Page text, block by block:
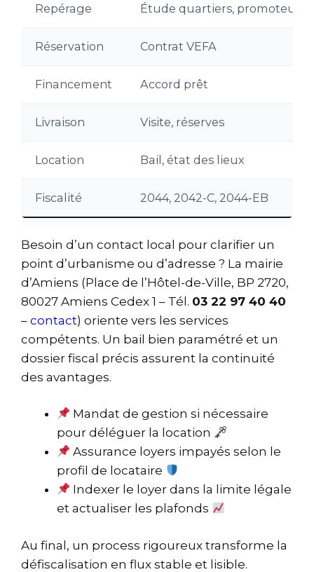
Repérage Étude quartiers, promoteurs
Réservation Contrat VEFA
Financement Accord prêt
Livraison Visite, réserves
Location Bail, état des lieux
Fiscalité 2044, 2042-C, 2044-EB
Besoin d’un contact local pour clarifier un
point d’urbanisme ou d’adresse ? La mairie
d’Amiens (Place de l’Hôtel-de-Ville, BP 2720,
80027 Amiens Cedex 1 – Tél. 03 22 97 40 40
– contact) oriente vers les services
compétents. Un bail bien paramétré et un
dossier fiscal précis assurent la continuité
des avantages.
Mandat de gestion si nécessaire
pour déléguer la location
Assurance loyers impayés selon le
profil de locataire
Indexer le loyer dans la limite légale
et actualiser les plafonds
Au final, un process rigoureux transforme la
défiscalisation en flux stable et lisible.